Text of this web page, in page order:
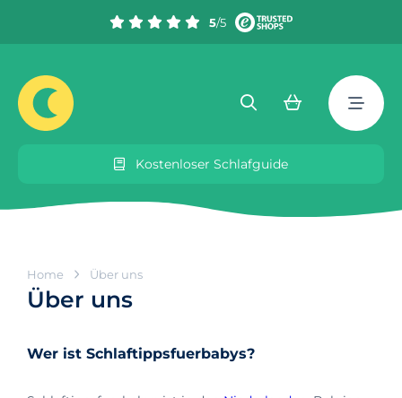
5/5
Kostenloser Schlafguide
Home Über uns
Über uns
Wer ist Schlaftippsfuerbabys?